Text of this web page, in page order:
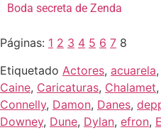
Boda secreta de Zenda
Páginas: 1 2 3 4 5 6 7 8
Etiquetado Actores, acuarela,
Caine, Caricaturas, Chalamet,
Connelly, Damon, Danes,
Downey, Dune, Dylan, efron,